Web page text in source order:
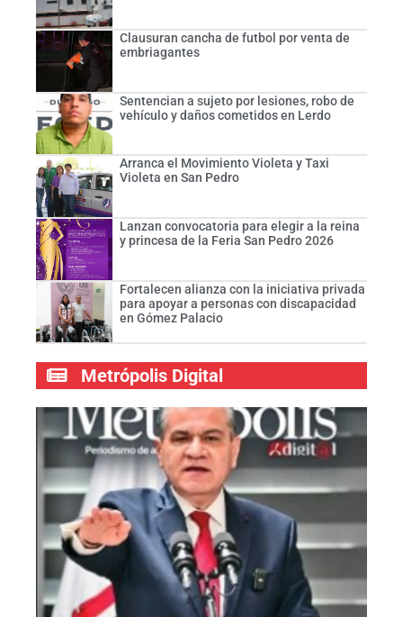
Clausuran cancha de futbol por venta de
embriagantes
Sentencian a sujeto por lesiones, robo de
vehículo y daños cometidos en Lerdo
Arranca el Movimiento Violeta y Taxi
Violeta en San Pedro
Lanzan convocatoria para elegir a la reina
y princesa de la Feria San Pedro 2026
Fortalecen alianza con la iniciativa privada
para apoyar a personas con discapacidad
en Gómez Palacio
Metrópolis Digital